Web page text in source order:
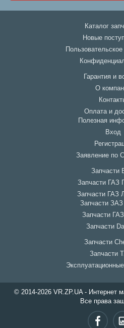
Каталог
Новые
Гарантия и
О
Оплата и
Полезная
Вход
Заявление по
Запчасти
Запчасти ГАЗ
Запчасти ГАЗ
Запчасти ЗАЗ
Запчасти ГАЗ
Запчасти
Запчасти
Запчасти
© 2014-2026 VR.ZP.UA - Интернет
Все права